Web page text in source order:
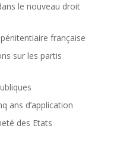
le nouveau droit
française
sur les partis
ans d’application
des Etats